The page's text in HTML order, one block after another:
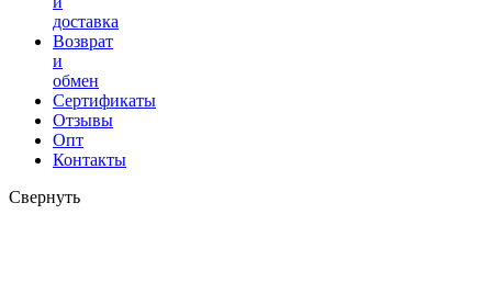
доставка
Возврат
и
обмен
Сертификаты
Отзывы
Опт
Контакты
Свернуть